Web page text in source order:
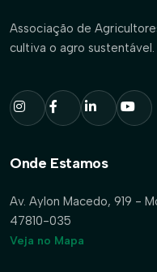
Associação de
cultiva o agro sustentável.
Onde Estamos
Av. Aylon Macedo, 919 -
47810-035
Veja no Mapa